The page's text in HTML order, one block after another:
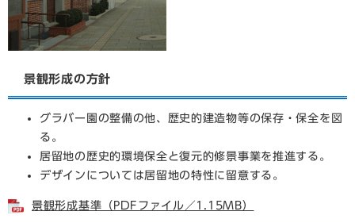
景観形成の方針
グラバー園の整備の他、歴史的建造物等の保存・保全を図
る。
居留地の歴史的環境保全と復元的修景事業を推進する。
デザインについては居留地の特性に留意する。
景観形成基準（PDFファイル／1.15MB）